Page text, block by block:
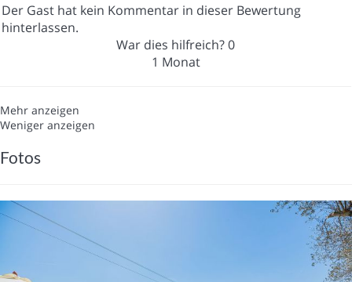
Der Gast hat kein Kommentar in dieser Bewertung
hinterlassen.
War dies hilfreich?0
1 Monat
Mehr anzeigen
Weniger anzeigen
Fotos